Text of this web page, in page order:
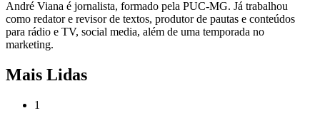
André Viana é jornalista, formado pela PUC-MG. Já trabalhou
como redator e revisor de textos, produtor de pautas e conteúdos
para rádio e TV, social media, além de uma temporada no
marketing.
Mais Lidas
1